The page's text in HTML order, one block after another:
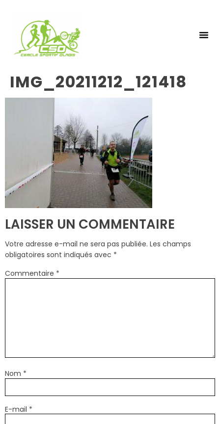
IMG_20211212_121418
LAISSER UN COMMENTAIRE
Votre adresse e-mail ne sera pas publiée. Les champs
obligatoires sont indiqués avec *
Commentaire *
Nom *
E-mail *